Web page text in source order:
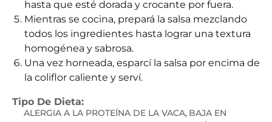
hasta que esté dorada y crocante por fuera.
Mientras se cocina, prepará la salsa mezclando
todos los ingredientes hasta lograr una textura
homogénea y sabrosa.
Una vez horneada, esparcí la salsa por encima de
la coliflor caliente y serví.
Tipo De Dieta:
ALERGIA A LA PROTEÍNA DE LA VACA, BAJA EN